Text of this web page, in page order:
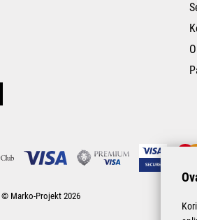
© Marko-Projekt 2026